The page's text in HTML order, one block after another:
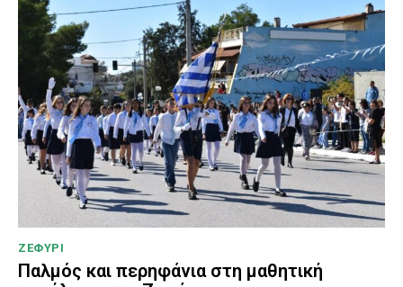
ΖΕΦΥΡΙ
Παλμός και περηφάνια στη μαθητική